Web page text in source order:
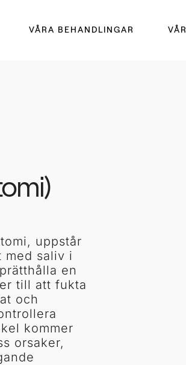
VÅRA BEHANDLINGAR
uppstår
med saliv i
en
till att fukta
och
kommer
orsaker,